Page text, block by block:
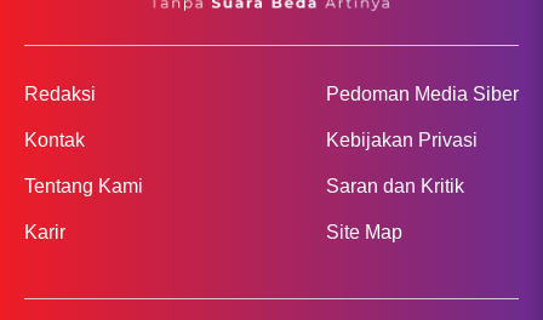
Redaksi
Kontak
Tentang Kami
Karir
Pedoman Media Siber
Kebijakan Privasi
Saran dan Kritik
Site Map